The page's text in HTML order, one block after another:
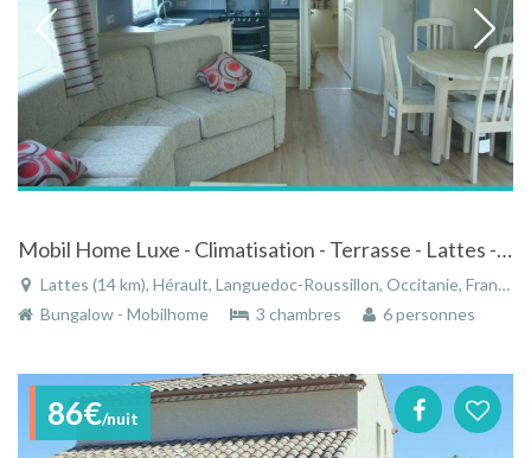
Mobil Home Luxe - Climatisation - Terrasse - Lattes - Montpellier
Lattes (14 km), Hérault, Languedoc-Roussillon, Occitanie, France
Bungalow - Mobilhome
3 chambres 6 personnes
86€/nuit